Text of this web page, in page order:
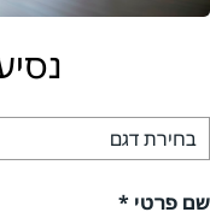
שם פרטי *